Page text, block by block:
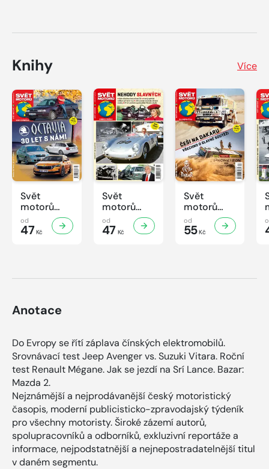
Knihy Více
Svět
motorů
Knihovnička
2/2026
od
47 Kč
Svět
motorů
Knihovnička
1/2026
od
47 Kč
Svět
motorů
Knihovnička
4/2025
od
55Kč
Anotace
Do Evropy se řítí záplava čínských elektromobilů.
Srovnávací test Jeep Avenger vs. Suzuki Vitara. Roční
test Renault Mégane. Jak se jezdí na Srí Lance. Bazar:
Mazda 2.
Nejznámější a nejprodávanější český motoristický
časopis, moderní publicisticko-zpravodajský týdeník
pro všechny motoristy. Široké zázemí autorů,
spolupracovníků a odborníků, exkluzivní reportáže a
informace, nejpodstatnější a nejnepostradatelnější titul
v daném segmentu.